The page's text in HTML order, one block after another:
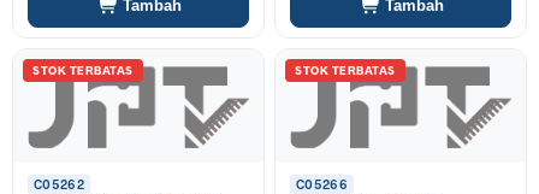
Tambah Tambah
STOK TERBATAS
C05262
STOK TERBATAS
C05266